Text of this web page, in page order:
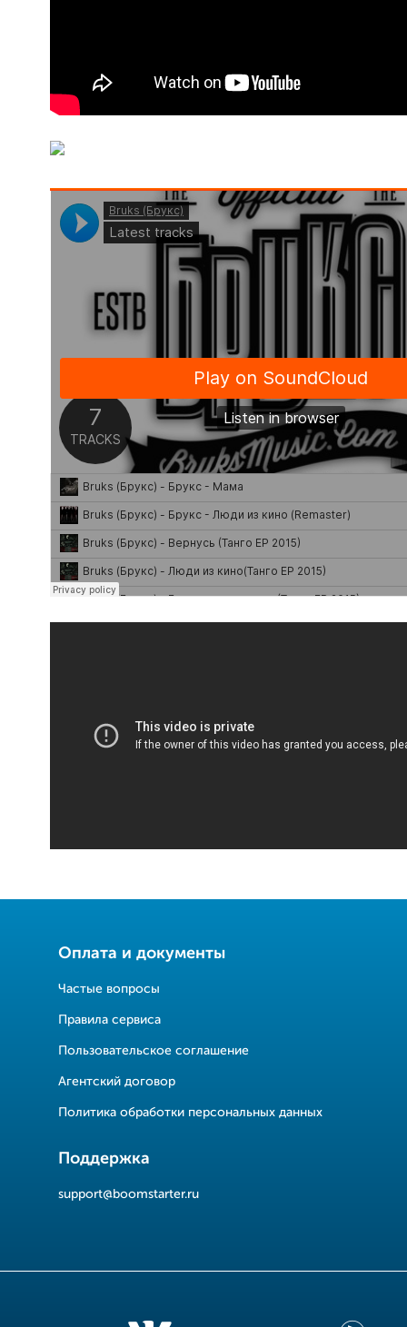
Оплата и документы
Частые вопросы
Правила сервиса
Пользовательское соглашение
Агентский договор
Политика обработки персональных данных
Поддержка
support@boomstarter.ru